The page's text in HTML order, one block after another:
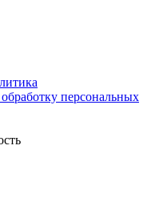
персональных